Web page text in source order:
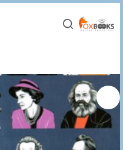
المحتوى